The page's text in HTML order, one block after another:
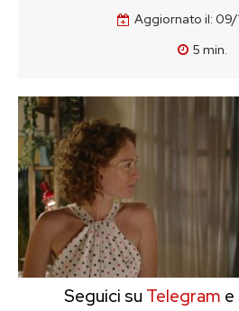
Aggiornato il: 09/
5 min.
Seguici su Telegram e